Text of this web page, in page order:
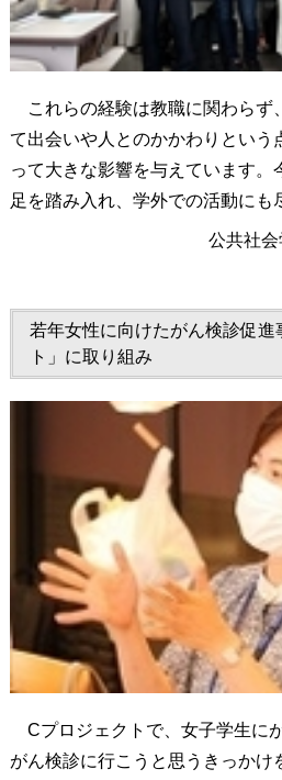
これらの経験は教職に関わらず
て出会いや人とのかかわりという
って大きな影響を与えています。
足を踏み入れ、学外での活動にも
公共社
若年女性に向けたがん検診促進
ト」に取り組み
Cプロジェクトで、女子学生に
がん検診に行こうと思うきっかけ